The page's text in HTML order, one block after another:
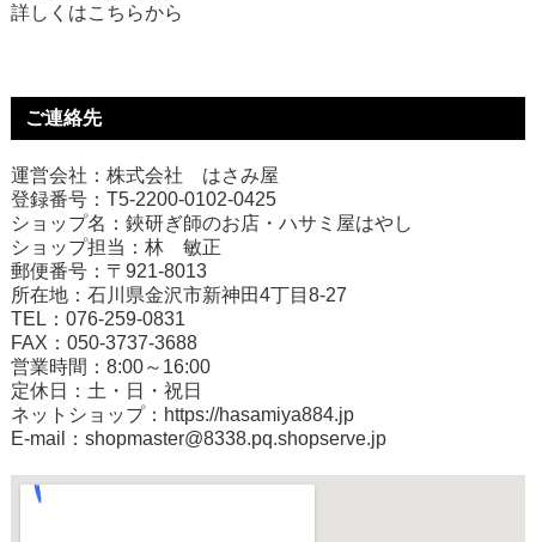
詳しくはこちらから
ご連絡先
運営会社：株式会社 はさみ屋
登録番号：T5-2200-0102-0425
ショップ名：鋏研ぎ師のお店・ハサミ屋はやし
ショップ担当：林 敏正
郵便番号：〒921-8013
所在地：石川県金沢市新神田4丁目8-27
TEL：076-259-0831
FAX：050-3737-3688
営業時間：8:00～16:00
定休日：土・日・祝日
ネットショップ： https://hasamiya884.jp
E-mail：shopmaster@8338.pq.shopserve.jp